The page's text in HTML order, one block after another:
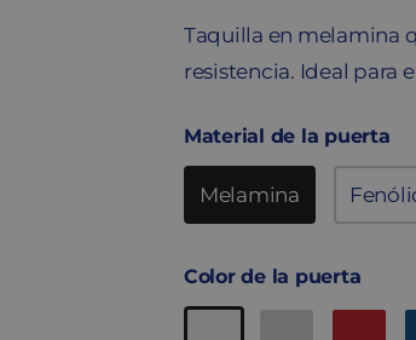
Taquilla en melamina
resistencia. Ideal para
Material de la puerta
Melamina
Color de la puerta